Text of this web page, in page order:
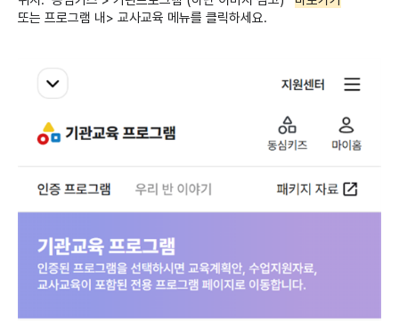
또는 프로그램 내> 교사교육 메뉴를 클릭하세요.